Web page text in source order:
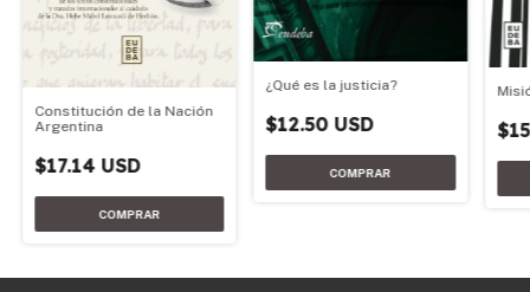
Constitución de la Nación
Argentina
$17.14 USD
¿Qué es la justicia?
$12.50 USD